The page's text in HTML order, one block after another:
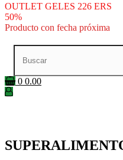
OUTLET GELES 226 ERS
50%
Producto con fecha próxima
0 0.00